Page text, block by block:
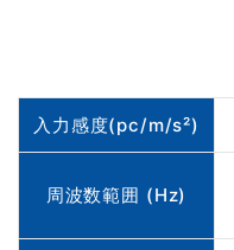
入力感度(pc/m/s²)
周波数範囲 (Hz)